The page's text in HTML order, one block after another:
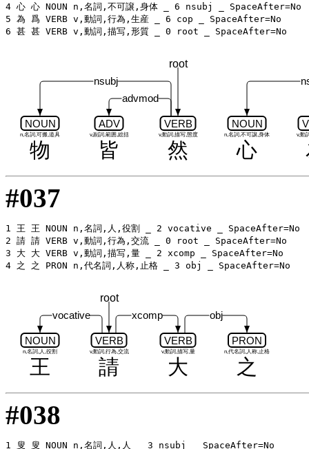
4 心 心 NOUN n,名詞,不可譲,身体 _ 6 nsubj _ SpaceAfter=No
5 為 爲 VERB v,動詞,行為,生産 _ 6 cop _ SpaceAfter=No
物
NOUN
n,名詞,可搬,道具
皆
ADV
v,副詞,範囲,総括
然
VERB
v,動詞,描写,態度
心
NOUN
n,名詞,不可譲,身体 v,動
nsubj
advmod
root
#037
1 王 王 NOUN n,名詞,人,役割 _ 2 vocative _ SpaceAfter=No
2 請 請 VERB v,動詞,行為,交流 _ 0 root _ SpaceAfter=No
3 大 大 VERB v,動詞,描写,量 _ 2 xcomp _ SpaceAfter=No
王
NOUN
n,名詞,人,役割
請
VERB
v,動詞,行為,交流
大
VERB
v,動詞,描写,量
之
PRON
n,代名詞,人称,止格
vocative
root
xcomp
obj
#038
1 叟 叟 NOUN n,名詞,人,人 _ 3 nsubj _ SpaceAfter=No